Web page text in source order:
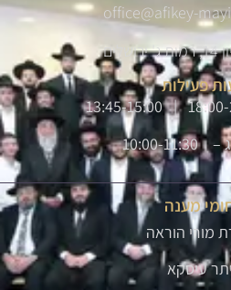
office@afikey-
פעילות
11:30
מענה
מורי הוראה
עיסקא